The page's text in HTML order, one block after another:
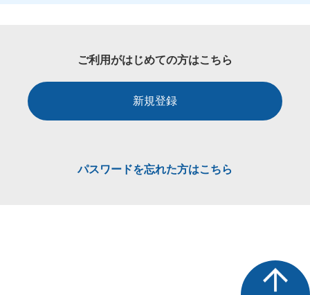
ご利用がはじめての方はこちら
新規登録
パスワードを忘れた方はこちら